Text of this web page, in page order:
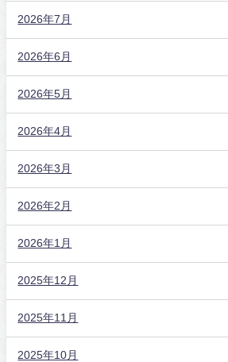
2026年7月
2026年6月
2026年5月
2026年4月
2026年3月
2026年2月
2026年1月
2025年12月
2025年11月
2025年10月